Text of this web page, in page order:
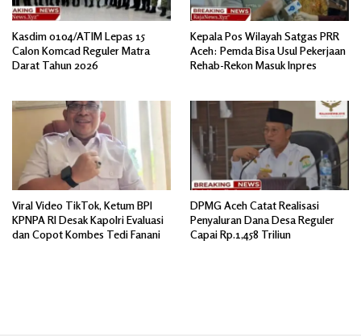
Kasdim 0104/ATIM Lepas 15
Calon Komcad Reguler Matra
Darat Tahun 2026
Kepala Pos Wilayah Satgas PRR
Aceh: Pemda Bisa Usul Pekerjaan
Rehab-Rekon Masuk Inpres
Viral Video TikTok, Ketum BPI
KPNPA RI Desak Kapolri Evaluasi
dan Copot Kombes Tedi Fanani
DPMG Aceh Catat Realisasi
Penyaluran Dana Desa Reguler
Capai Rp.1,458 Triliun